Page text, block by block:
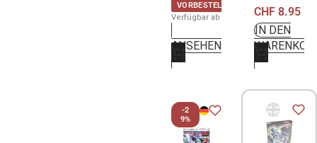
VORBESTELLUNG
Verfügbar ab 8. Oktober 2026
ANSEHEN
CHF 8.95
IN DEN
-2
9%